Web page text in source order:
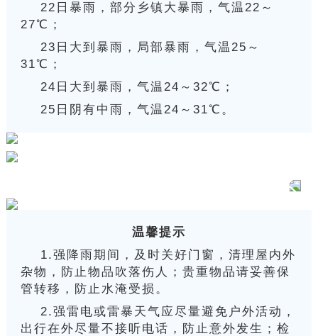
22日暴雨，部分乡镇大暴雨，气温22～
27℃；
23日大到暴雨，局部暴雨，气温25～
31℃；
24日大到暴雨，气温24～32℃；
25日阴有中雨，气温24～31℃。
温馨提示
1.强降雨期间，及时关好门窗，清理屋内外
杂物，防止物品吹落伤人；贵重物品请妥善保
管转移，防止水淹受损。
2.强雷电或雷暴天气应尽量避免户外活动，
出行在外尽量不接听电话，防止意外发生；检